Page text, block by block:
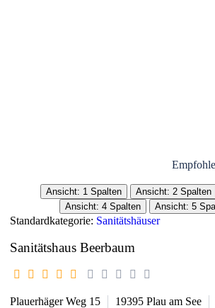
Ansicht: 1 Spalten Ansicht: 2 Spalten
Ansicht: 4 Spalten
Ansicht: 5
Standardkategorie: Sanitätshäuser
Sanitätshaus Beerbaum
Plauerhäger Weg 15 19395 Plau am See